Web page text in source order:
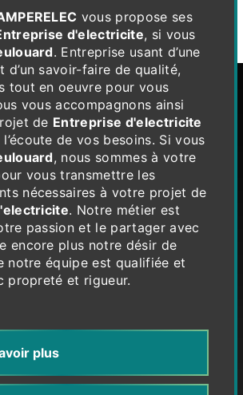
vous propose ses
d'electricite, si vous
. Entreprise usant d’une
d’un savoir-faire de qualité,
tout en oeuvre pour vous
vous accompagnons ainsi
de Entreprise d'electricite
de vos besoins. Si vous
, nous sommes à votre
vous transmettre les
nécessaires à votre projet de
. Notre métier est
passion et le partager avec
encore plus notre désir de
notre équipe est qualifiée et
propreté et rigueur.
plus